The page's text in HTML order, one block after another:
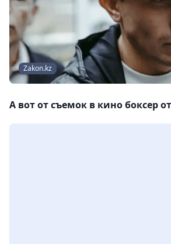
Zakon.kz
А вот от съемок в кино боксер